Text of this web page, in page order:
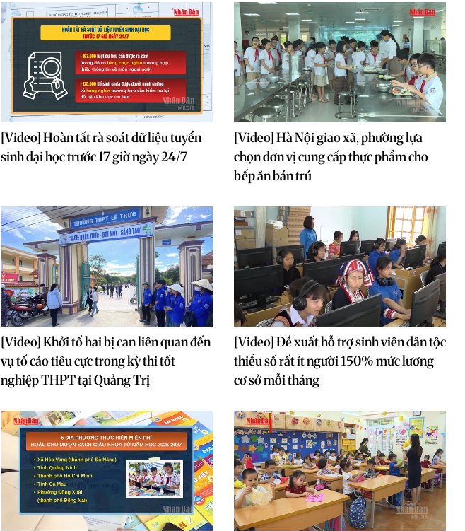
[Video] Hoàn tất rà soát dữ liệu tuyển
sinh đại học trước 17 giờ ngày 24/7
[Video] Hà Nội giao xã, phường lựa
chọn đơn vị cung cấp thực phẩm cho
bếp ăn bán trú
[Video] Khởi tố hai bị can liên quan đến
vụ tố cáo tiêu cực trong kỳ thi tốt
nghiệp THPT tại Quảng Trị
[Video] Đề xuất hỗ trợ sinh viên dân tộc
thiểu số rất ít người 150% mức lương
cơ sở mỗi tháng